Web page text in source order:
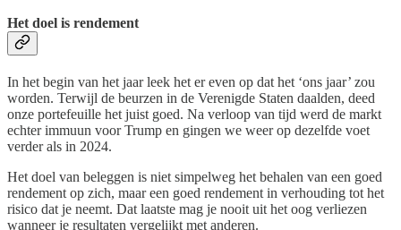
Het doel is rendement
In het begin van het jaar leek het er even op dat het ‘ons jaar’ zou
worden. Terwijl de beurzen in de Verenigde Staten daalden, deed
onze portefeuille het juist goed. Na verloop van tijd werd de markt
echter immuun voor Trump en gingen we weer op dezelfde voet
verder als in 2024.
Het doel van beleggen is niet simpelweg het behalen van een goed
rendement op zich, maar een goed rendement in verhouding tot het
risico dat je neemt. Dat laatste mag je nooit uit het oog verliezen
wanneer je resultaten vergelijkt met anderen.